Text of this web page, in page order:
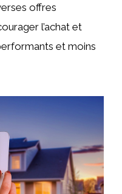
offres
l’achat et
et moins